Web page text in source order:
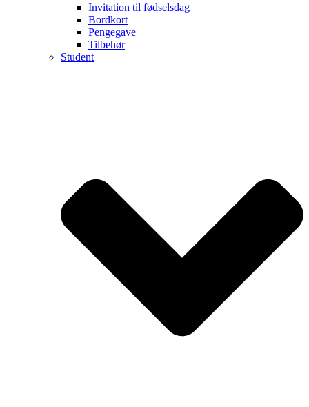
Invitation til fødselsdag
Bordkort
Pengegave
Tilbehør
Student